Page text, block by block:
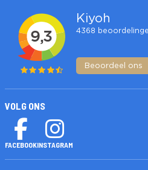
VOLG ONS
FACEBOOKINSTAGRAM